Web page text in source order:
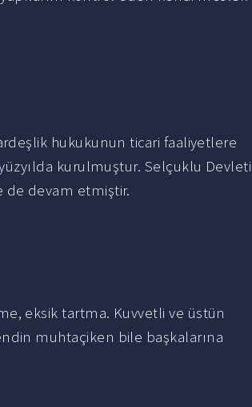
hukukunun ticari faaliyetlere
kurulmuştur. Selçuklu Devleti
de devam etmiştir.
eksik tartma. Kuvvetli ve üstün
muhtaçiken bile başkalarına